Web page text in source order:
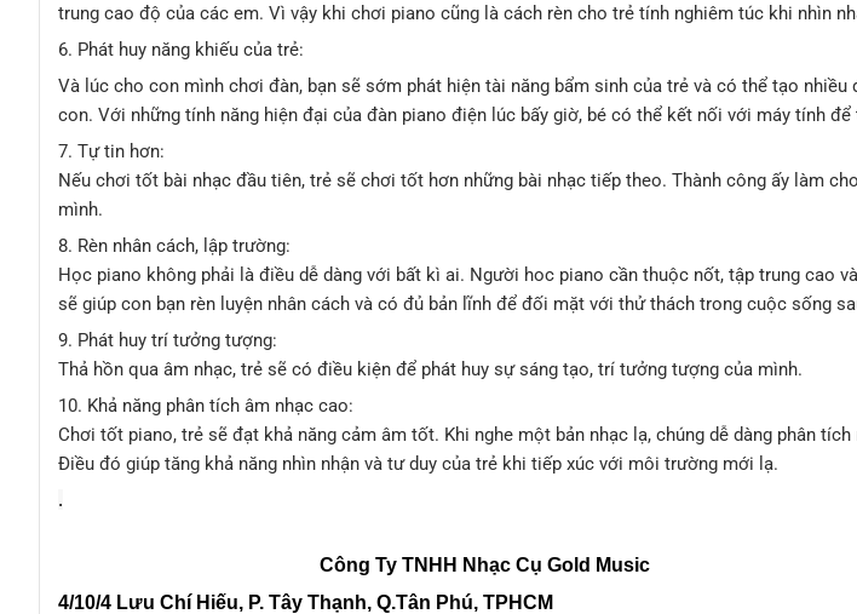
trung cao độ của các em. Vì vậy khi chơi piano cũng là cách rèn cho trẻ tính nghiêm túc khi nhìn
6. Phát huy năng khiếu của trẻ:
Và lúc cho con mình chơi đàn, bạn sẽ sớm phát hiện tài năng bẩm sinh của trẻ và có thể tạo nhiều
con. Với những tính năng hiện đại của đàn piano điện lúc bấy giờ, bé có thể kết nối với máy tính
7. Tự tin hơn:
Nếu chơi tốt bài nhạc đầu tiên, trẻ sẽ chơi tốt hơn những bài nhạc tiếp theo. Thành công ấy làm
mình.
8. Rèn nhân cách, lập trường:
Học piano không phải là điều dễ dàng với bất kì ai. Người hoc piano cần thuộc nốt, tập trung cao
sẽ giúp con bạn rèn luyện nhân cách và có đủ bản lĩnh để đối mặt với thử thách trong cuộc sống
9. Phát huy trí tưởng tượng:
Thả hồn qua âm nhạc, trẻ sẽ có điều kiện để phát huy sự sáng tạo, trí tưởng tượng của mình.
10. Khả năng phân tích âm nhạc cao:
Chơi tốt piano, trẻ sẽ đạt khả năng cảm âm tốt. Khi nghe một bản nhạc lạ, chúng dễ dàng phân
Điều đó giúp tăng khả năng nhìn nhận và tư duy của trẻ khi tiếp xúc với môi trường mới lạ.
.
Công Ty TNHH Nhạc Cụ Gold Music
4/10/4 Lưu Chí Hiếu, P. Tây Thạnh, Q.Tân Phú, TPHCM